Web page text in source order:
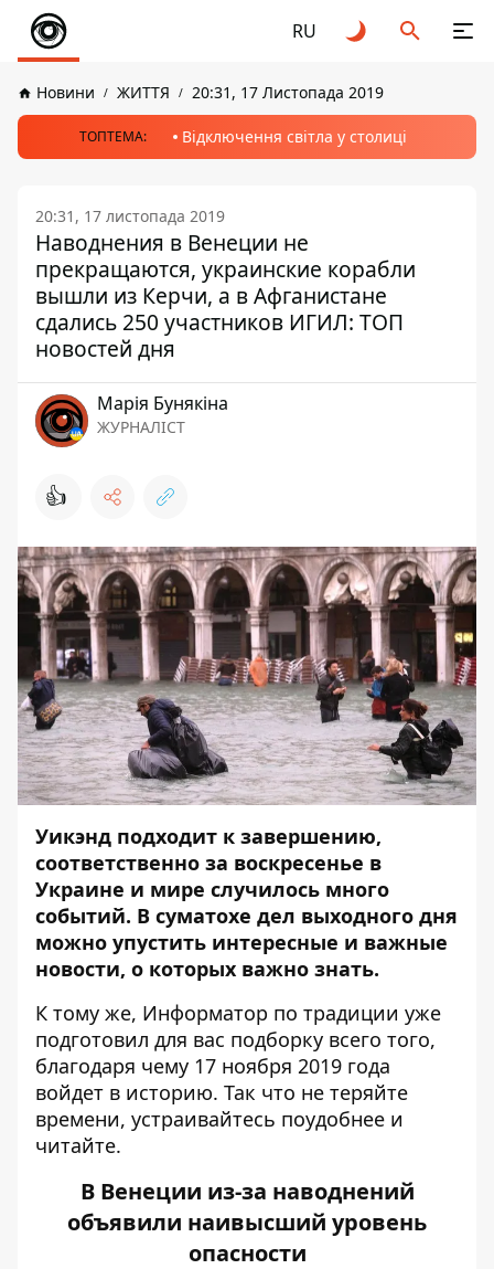
RU
Новини ЖИТТЯ 20:31, 17 Листопада 2019
ТОПТЕМА: Відключення світла у столиці
20:31, 17 листопада 2019
Наводнения в Венеции не
прекращаются, украинские корабли
вышли из Керчи, а в Афганистане
сдались 250 участников ИГИЛ: ТОП
новостей дня
Марія Бунякіна
ЖУРНАЛІСТ
👍
Уикэнд подходит к завершению,
соответственно за воскресенье в
Украине и мире случилось много
событий. В суматохе дел выходного дня
можно упустить интересные и важные
новости, о которых важно знать.
К тому же, Информатор по традиции уже
подготовил для вас подборку всего того,
благодаря чему 17 ноября 2019 года
войдет в историю. Так что не теряйте
времени, устраивайтесь поудобнее и
читайте.
В Венеции из-за наводнений
объявили наивысший уровень
опасности